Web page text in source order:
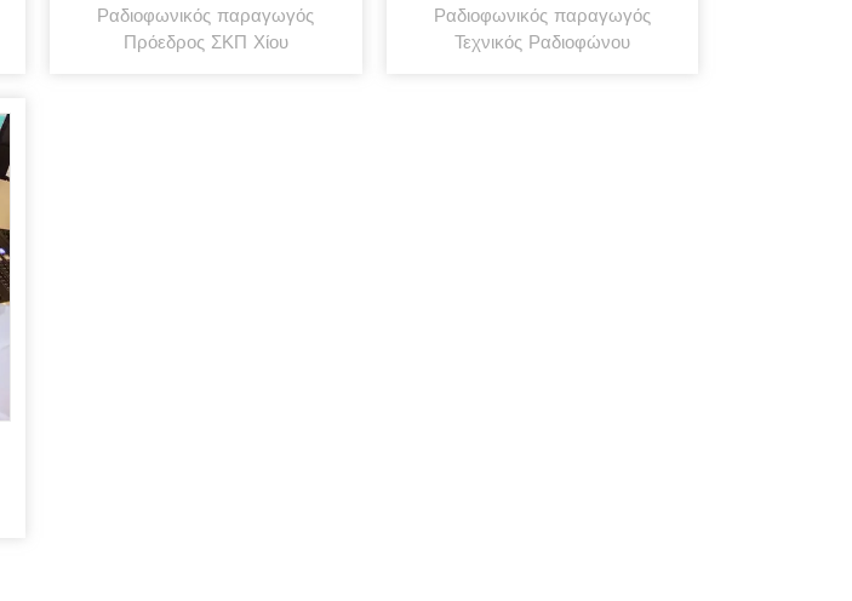
Ραδιοφωνικός παραγωγός
Πρόεδρος ΣΚΠ Χίου
Ραδιοφωνικός παραγωγός
Τεχνικός Ραδιοφώνου